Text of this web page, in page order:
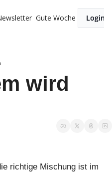
Gute Woche Login
wird
richtige Mischung ist im